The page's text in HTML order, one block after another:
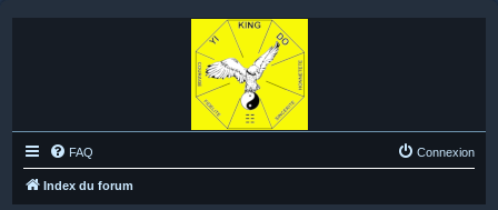
FAQ Connexion
Index du forum